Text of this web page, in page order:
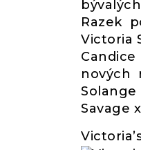
Razek
Victoria
nových
Savage